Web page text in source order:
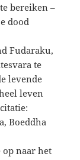
bereiken –
dood
Fudaraku,
te
levende
leven
Boeddha
op naar het